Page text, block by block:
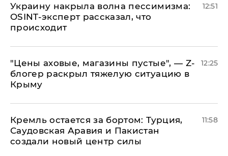
​Украину накрыла волна пессимизма:
OSINT-эксперт рассказал, что
происходит
12:51
​"Цены аховые, магазины пустые", — Z-
блогер раскрыл тяжелую ситуацию в
Крыму
12:25
​Кремль остается за бортом: Турция,
Саудовская Аравия и Пакистан
создали новый центр силы
11:58